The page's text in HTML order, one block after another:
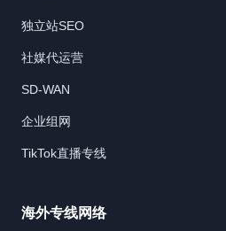
独立站SEO
社媒代运营
SD-WAN
企业组网
TikTok直播专线
海外专线网络